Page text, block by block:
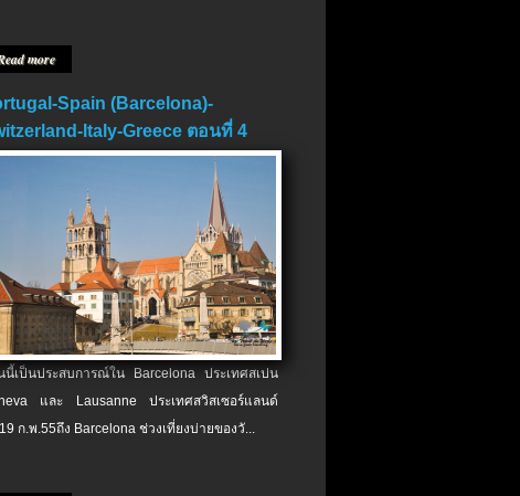
more
Spain (Barcelona)-
Italy-Greece ตอนที่ 4
นี้เป็นประสบการณ์ใน Barcelona ประเทศสเปน
และ Lausanne ประเทศสวิสเซอร์แลนด์
ก.พ.​55ถึง Barcelona ช่วงเที่ยงบ่ายของวั...